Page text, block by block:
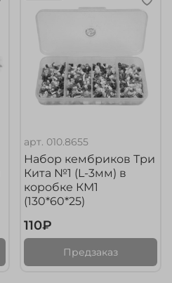
арт. 010.8655
Набор кембриков Три
Кита №1 (L-3мм) в
коробке КМ1
(130*60*25)
110₽
Предзаказ